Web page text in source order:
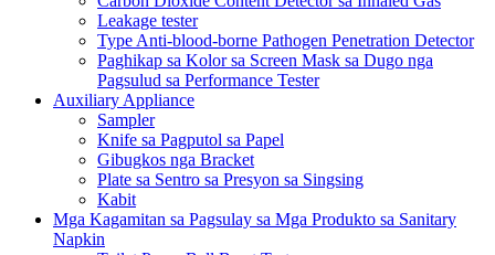
Leakage tester
Type Anti-blood-borne Pathogen Penetration Detector
Paghikap sa Kolor sa Screen Mask sa Dugo nga
Pagsulud sa Performance Tester
Auxiliary Appliance
Sampler
Knife sa Pagputol sa Papel
Gibugkos nga Bracket
Plate sa Sentro sa Presyon sa Singsing
Kabit
Mga Kagamitan sa Pagsulay sa Mga Produkto sa Sanitary
Napkin